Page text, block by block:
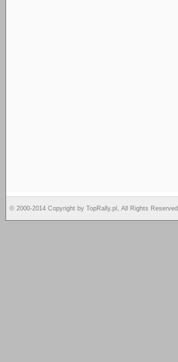
© 2000-2014 Copyright by TopRally.pl, All Rights Reserved